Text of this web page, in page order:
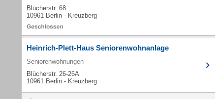
Blücherstr. 68
10961 Berlin - Kreuzberg
Heinrich-Plett-Haus Seniorenwohnanlage
Seniorenwohnungen
Blücherstr. 26-26A
10961 Berlin - Kreuzberg